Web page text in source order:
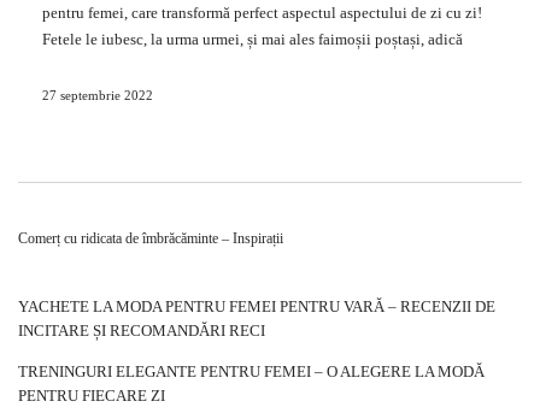
pentru femei, care transformă perfect aspectul aspectului de zi cu zi!
Fetele le iubesc, la urma urmei, și mai ales faimoșii poștași, adică
umăr. Găsiți cele mai elegante
Nu se știe de astăzi că printre gențile de mână pentru femei, unele
De unde au venit și de ce sunt numiți așa? Acestea sunt derivate dintr-
o fostă geantă de scrisoare model, care a fost folosită în mod obișnuit
moment ce poștașii obișnuiau să distribuie corespondența în ea,
astăzi, după evoluția acestor pungi, numele „poștaș” le-a aderat.
27 septembrie 2022
Comerț cu ridicata de îmbrăcăminte – Inspirații
YACHETE LA MODA PENTRU FEMEI PENTRU VARĂ – RECENZII DE
INCITARE ȘI RECOMANDĂRI RECI
TRENINGURI ELEGANTE PENTRU FEMEI – O ALEGERE LA MODĂ
PENTRU FIECARE ZI